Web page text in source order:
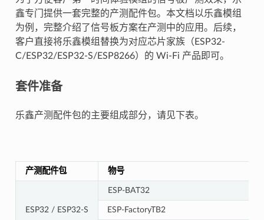
鑫专门提供一套完整的产测配件包。本文档以乐鑫模组
为例，完整介绍了信号板方案在产测中的应用。后续，
客户直接将乐鑫模组替换为对应芯片家族（ESP32-
C/ESP32/ESP32-S/ESP8266）的 Wi-Fi 产品即可。
套件准备
乐鑫产测配件包的主要组成部分，请见下表。
产测配件包 物号
ESP32 / ESP32-S
ESP-BAT32
ESP-FactoryTB2